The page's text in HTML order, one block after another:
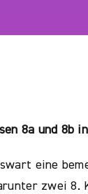
8a und 8b
eine
zwei 8.